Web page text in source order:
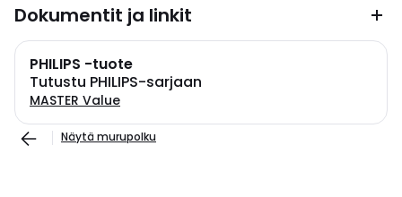
Dokumentit ja linkit
PHILIPS -tuote
Tutustu PHILIPS-sarjaan
MASTER Value
Näytä murupolku